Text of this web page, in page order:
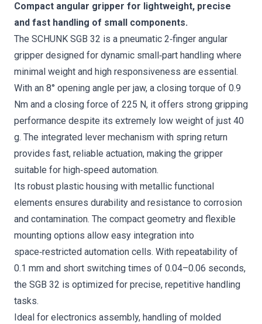
Compact angular gripper for lightweight, precise
and fast handling of small components.
The SCHUNK SGB 32 is a pneumatic 2‑finger angular
gripper designed for dynamic small‑part handling where
minimal weight and high responsiveness are essential.
With an 8° opening angle per jaw, a closing torque of 0.9
Nm and a closing force of 225 N, it offers strong gripping
performance despite its extremely low weight of just 40
g. The integrated lever mechanism with spring return
provides fast, reliable actuation, making the gripper
suitable for high‑speed automation.
Its robust plastic housing with metallic functional
elements ensures durability and resistance to corrosion
and contamination. The compact geometry and flexible
mounting options allow easy integration into
space‑restricted automation cells. With repeatability of
0.1 mm and short switching times of 0.04–0.06 seconds,
the SGB 32 is optimized for precise, repetitive handling
tasks.
Ideal for electronics assembly, handling of molded